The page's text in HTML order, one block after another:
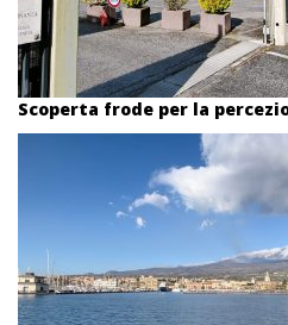
Scoperta frode per la